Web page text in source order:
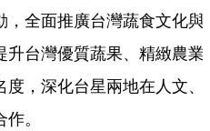
，全面推廣台灣蔬食文化與
升台灣優質蔬果、精緻農業
度，深化台星兩地在人文、
。